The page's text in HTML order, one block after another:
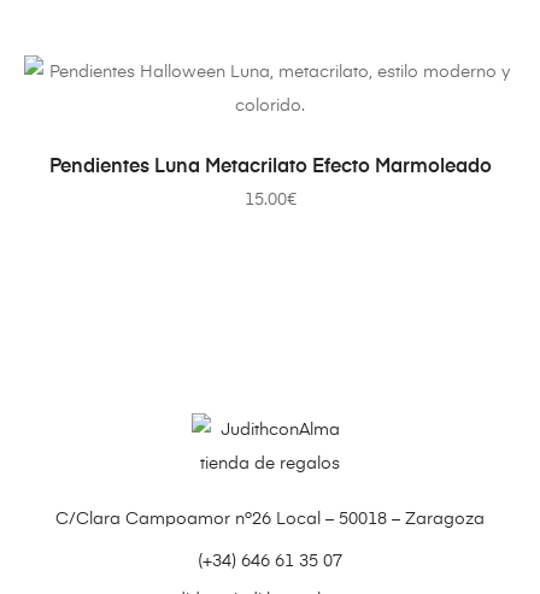
SELECCIONAR OPCIONES
Pendientes Luna Metacrilato Efecto Marmoleado
15.00€
C/Clara Campoamor nº26 Local – 50018 – Zaragoza
(+34) 646 61 35 07